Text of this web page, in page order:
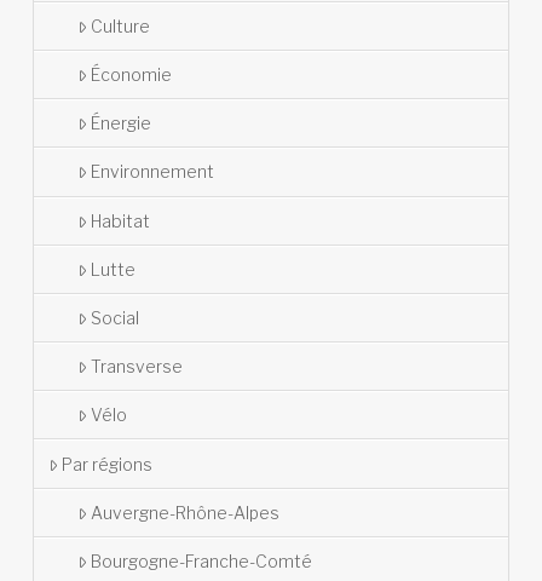
Culture
Économie
Énergie
Environnement
Habitat
Lutte
Social
Transverse
Vélo
Par régions
Auvergne-Rhône-Alpes
Bourgogne-Franche-Comté